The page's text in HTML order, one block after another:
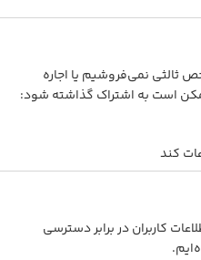
ثالثی نمی‌فروشیم یا اجاره
است به اشتراک گذاشته شود:
کند
کاربران در برابر دسترسی